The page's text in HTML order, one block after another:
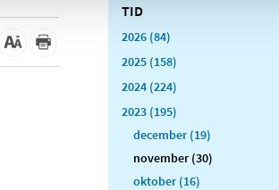
TID
2026 (84)
2025 (158)
2024 (224)
2023 (195)
december (19)
november (30)
oktober (16)